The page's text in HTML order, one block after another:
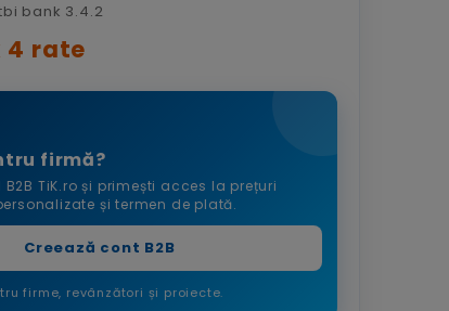
4 rate
firmă?
TiK.ro și primești acces la prețuri
și termen de plată.
Creează cont B2B
firme, revânzători și proiecte.